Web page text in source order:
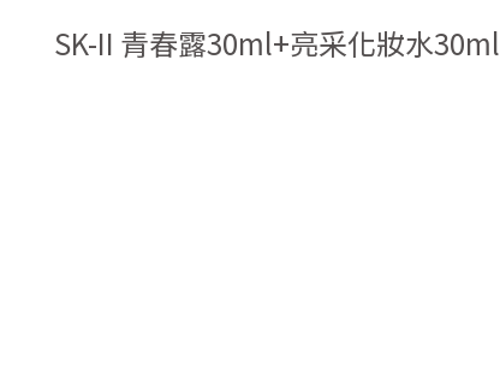
SK-II 青春露30ml+亮采化妝水30ml